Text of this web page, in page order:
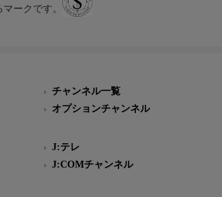
ークです。
チャンネル一覧
オプションチャンネル
J:テレ
J:COMチャンネル